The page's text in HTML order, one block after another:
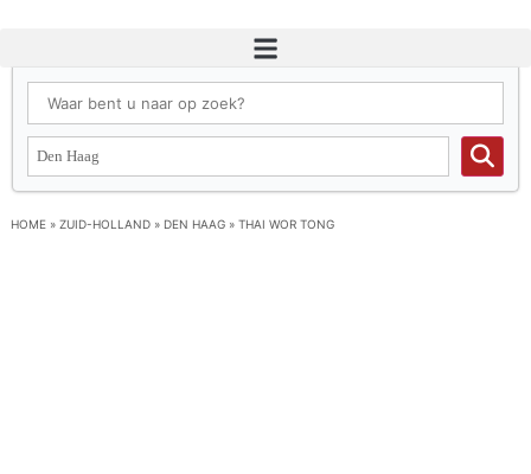
HOME » ZUID-HOLLAND » DEN HAAG » THAI WOR TONG